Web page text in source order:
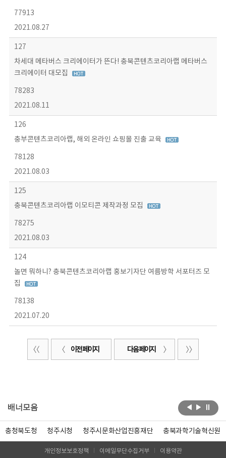
77913
2021.08.27
127
차세대 메타버스 크리에이터가 뜬다! 충북콘텐츠코리아랩 메타버스
크리에이터 대모집
78283
2021.08.11
126
충부콘텐츠코리아랩, 해외 온라인 쇼핑몰 진출 교육
78128
2021.08.03
125
충북콘텐츠코리아랩 이모티콘 제작과정 모집
78275
2021.08.03
124
놀면 뭐하니? 충북콘텐츠코리아랩 홍보기자단 여름방학 서포터즈 모
집
78138
2021.07.20
이전 페이지 다음 페이지
배너모음
충청북도청 청주시청 청주시문화산업진흥재단 충북과학기술혁신원
개인정보보호정책 이메일무단수집거부 이용약관